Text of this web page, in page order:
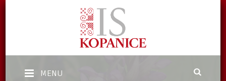
MENU